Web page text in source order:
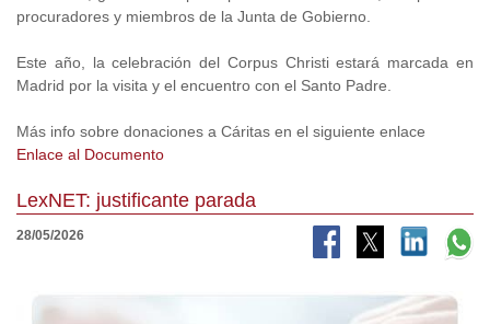
procuradores y miembros de la Junta de Gobierno.
Este año, la celebración del Corpus Christi estará marcada en
Madrid por la visita y el encuentro con el Santo Padre.
Más info sobre donaciones a Cáritas en el siguiente enlace
Enlace al Documento
LexNET: justificante parada
28/05/2026